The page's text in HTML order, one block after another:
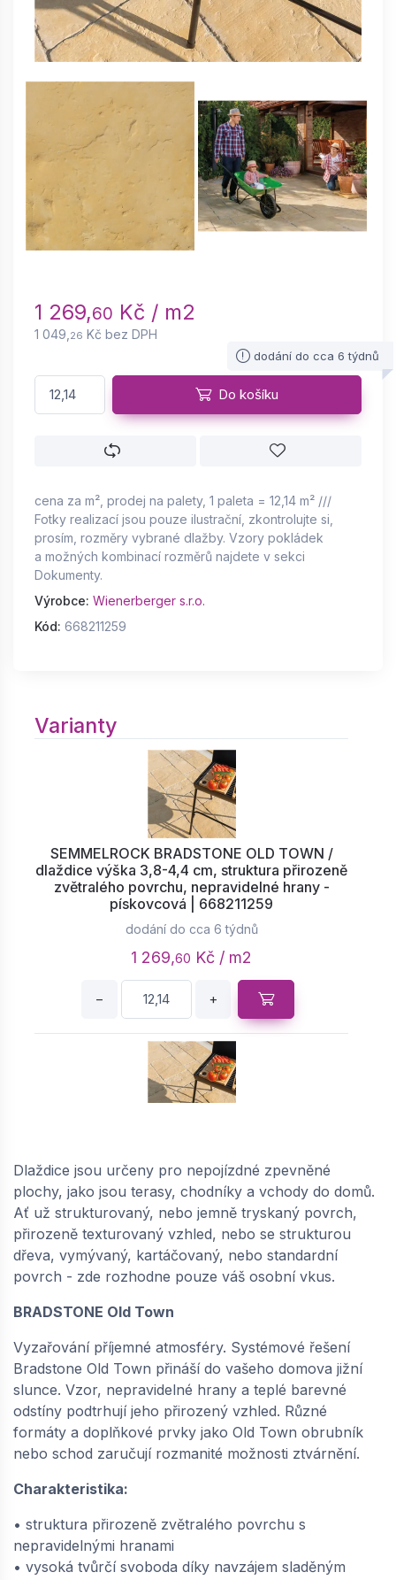
1 269,60 Kč / m2
1 049, 26 Kč bez DPH
dodání do cca 6 týdnů
Do košíku
cena za m², prodej na palety, 1 paleta = 12,14 m² ///
Fotky realizací jsou pouze ilustrační, zkontrolujte si,
prosím, rozměry vybrané dlažby. Vzory pokládek
a možných kombinací rozměrů najdete v sekci
Dokumenty.
Výrobce: Wienerberger s.r.o.
Kód: 668211259
Varianty
SEMMELROCK BRADSTONE OLD TOWN /
dlaždice výška 3,8-4,4 cm, struktura přirozeně
zvětralého povrchu, nepravidelné hrany -
pískovcová | 668211259
dodání do cca 6 týdnů
1 269,60 Kč / m2
− +
dlaždice výška 6,8-7,4 cm, struktura přirozeně
zvětralého povrchu, nepravidelné hrany -
pískovcová | 66827052
dodání do cca 6 týdnů
1 951,12Kč / m2
Dlaždice jsou určeny pro nepojízdné zpevněné
plochy, jako jsou terasy, chodníky a vchody do domů.
Ať už strukturovaný, nebo jemně tryskaný povrch,
přirozeně texturovaný vzhled, nebo se strukturou
dřeva, vymývaný, kartáčovaný, nebo standardní
povrch - zde rozhodne pouze váš osobní vkus.
BRADSTONE Old Town
Vyzařování příjemné atmosféry. Systémové řešení
Bradstone Old Town přináší do vašeho domova jižní
slunce. Vzor, nepravidelné hrany a teplé barevné
odstíny podtrhují jeho přirozený vzhled. Různé
formáty a doplňkové prvky jako Old Town obrubník
nebo schod zaručují rozmanité možnosti ztvárnění.
Charakteristika:
• struktura přirozeně zvětralého povrchu s
nepravidelnými hranami
• vysoká tvůrčí svoboda díky navzájem sladěným